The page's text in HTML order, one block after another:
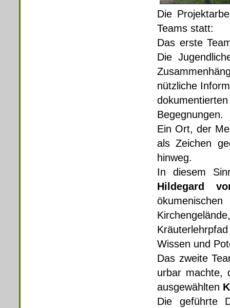
Die
Teams statt:
Das erste
Die
nützliche
Begegnungen.
Ein Ort, der
als Zeichen
hinweg.
In diesem
Hildegard
Wissen und
Das zweite
urbar machte,
ausgewählten
Die geführte